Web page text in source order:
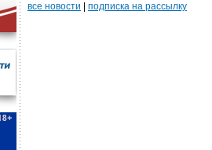
все новости
подписка на рассылку